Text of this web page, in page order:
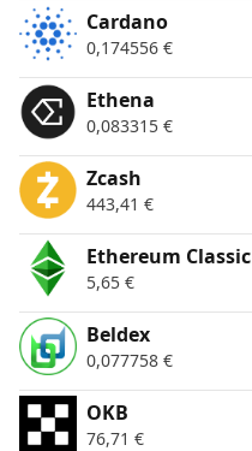
Cardano
0,174556 €
Ethena
0,083315 €
Zcash
443,41 €
Ethereum Classic
5,65 €
Beldex
0,077758 €
OKB
76,71 €